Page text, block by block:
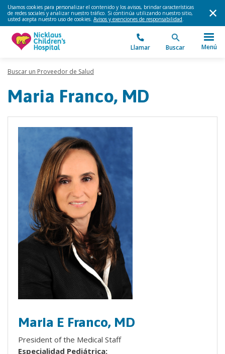
Usamos cookies para personalizar el contenido y los avisos, brindar características
de redes sociales y analizar nuestro tráfico. Si continúa utilizando nuestro sitio,
usted acepta nuestro uso de cookies. Avisos y exenciones de responsabilidad.
Llamar Buscar Menú
Buscar un Proveedor de Salud
Maria Franco, MD
Maria E Franco, MD
President of the Medical Staff
Especialidad Pediátrica: